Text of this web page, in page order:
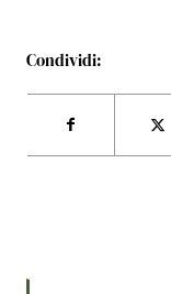
Condividi: